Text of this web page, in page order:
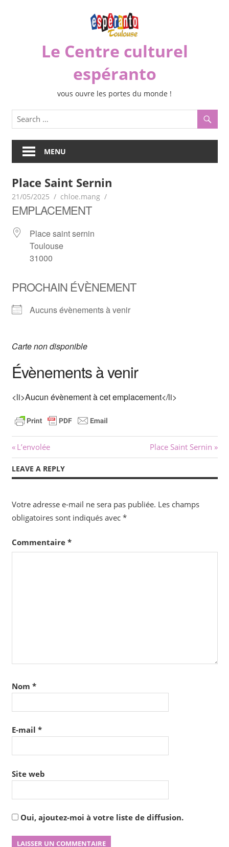
Le Centre culturel
espéranto
vous ouvre les portes du monde !
MENU
Place Saint Sernin
21/05/2025 chloe.mang
EMPLACEMENT
Place saint sernin
Toulouse
31000
PROCHAIN ÉVÈNEMENT
Aucuns évènements à venir
Carte non disponible
Évènements à venir
<li>Aucun évènement à cet emplacement</li>
Navigation
de
Previous
Post:
L’envolée
Next
Post:
Place Saint Sernin
LEAVE A REPLY
Votre adresse e-mail ne sera pas publiée. Les champs
obligatoires sont indiqués avec *
Commentaire *
Nom *
E-mail *
Site web
Oui, ajoutez-moi à votre liste de diffusion.